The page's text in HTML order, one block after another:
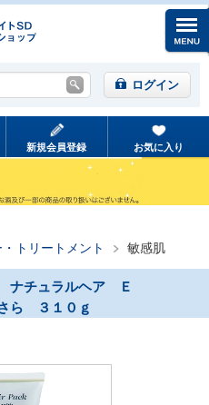
ログイン
新規会員登録 お気に入り
トリートメント
敏感肌
ナチュラルヘア Ｅ
ら ３１０ｇ